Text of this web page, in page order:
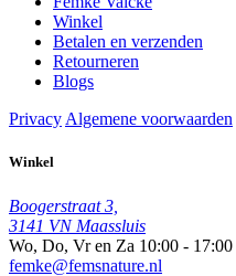
Winkel
Betalen en verzenden
Retourneren
Blogs
Privacy Algemene voorwaarden
Winkel
Boogerstraat 3,
3141 VN Maassluis
Wo, Do, Vr en Za 10:00 - 17:00
femke@femsnature.nl